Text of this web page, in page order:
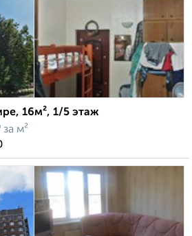
16м², 1/5 этаж
за м²